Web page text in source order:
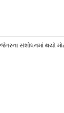
સંશોધનમાં થયો